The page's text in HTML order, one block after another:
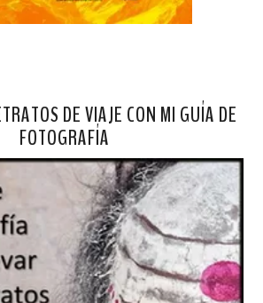
DE VIAJE CON MI GUÍA DE
FOTOGRAFÍA